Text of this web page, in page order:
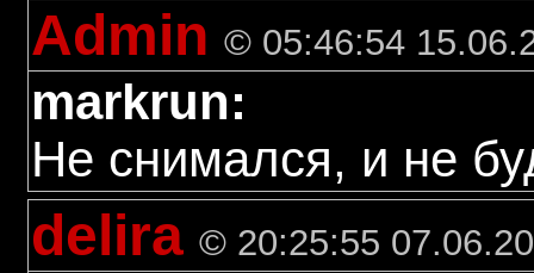
Admin © 05:46:54
markrun:
Не снимался, и не
delira © 20:25:55